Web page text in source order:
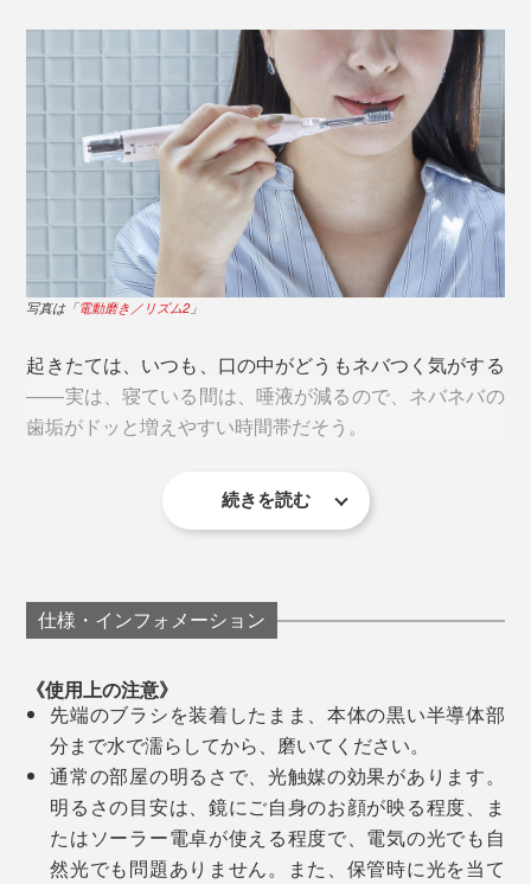
『SOLADEY』は、半導体（酸化チタン）とソーラーパ
1981年、棒状の酸化チタンとソーラーパネルを内蔵し
た歯ブラシ、『SOLADEY』を発売し、以来、光触媒の
効果や磨きやすさを高めながら、40年近く販売を続けて
きました。
『SOLADEY』の光触媒効果を、最大限に発揮するに
① 『SOLADEY』を、ペングリップ（鉛筆持ち）また
マイナス電子をブラシへ伝えるための「導電部」も、新
たにデザイン。従来版より、面積は79％アップして、ス
テンレスボディに変わりました。
ステンレスボディの「導電部」。必ず指が触れるように設計されている
磨きやすいパームグリップでも、指が導電部に触れるよ
す。
写真は「電動磨き／リズム2」
起きたては、いつも、口の中がどうもネバつく気がする
――実は、寝ている間は、唾液が減るので、ネバネバの
歯垢がドッと増えやすい時間帯だそう。
たい。起きたてでも、口の中全体がサラッと軽い感覚な
のです。
歯磨き粉なしで、ここまでスッキリ感が続くなんて、こ
んな歯ブラシは初めて！
同じく、『SOLADEY』に感激したMONOCOスタッフ
からは、こんなメッセージが届きました（手磨き用の旧
モデル「N4」を使用）
続きを読む
仕様・インフォメーション
《使用上の注意》
先端のブラシを装着したまま、本体の黒い半導体部
分まで水で濡らしてから、磨いてください。
通常の部屋の明るさで、光触媒の効果があります。
明るさの目安は、鏡にご自身のお顔が映る程度、ま
たはソーラー電卓が使える程度で、電気の光でも自
然光でも問題ありません。また、保管時に光を当て